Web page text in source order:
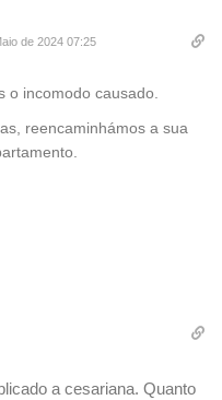
de 2024 07:25
o incomodo causado.
reencaminhámos a sua
a cesariana. Quanto